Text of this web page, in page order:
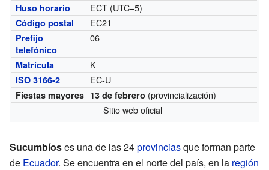
Huso horario
ECT (UTC–5)
Código postal EC21
Prefijo
telefónico
06
Matrícula K
ISO 3166-2 EC-U
Fiestas mayores 13 de febrero (provincialización)
Sitio web oficial
Sucumbíoses una de las 24provinciasque forman parte
de Ecuador. Se encuentra en el norte del país, en la región